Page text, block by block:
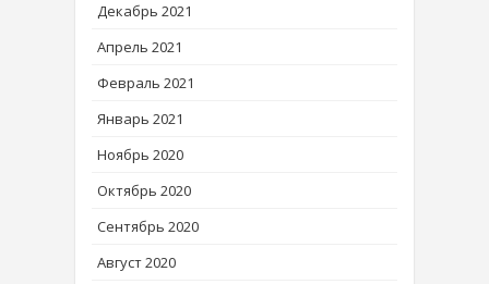
Декабрь 2021
Апрель 2021
Февраль 2021
Январь 2021
Ноябрь 2020
Октябрь 2020
Сентябрь 2020
Август 2020